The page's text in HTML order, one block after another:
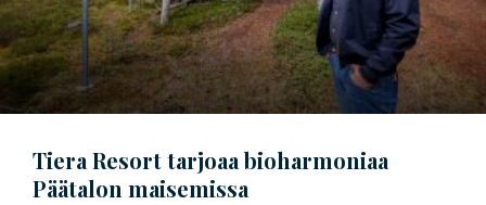
Tiera Resort tarjoaa bioharmoniaa
Päätalon maisemissa